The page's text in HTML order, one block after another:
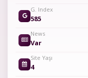
G. Index
585
News
Var
Site Yaşı
4